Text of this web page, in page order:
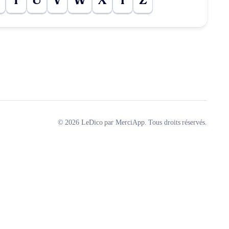
© 2026 LeDico par MerciApp. Tous droits réservés.